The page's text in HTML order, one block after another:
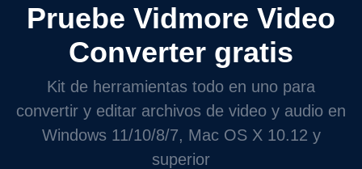
Pruebe Vidmore Video
Converter gratis
Kit de herramientas todo en uno para
convertir y editar archivos de video y audio en
Windows 11/10/8/7, Mac OS X 10.12 y
superior